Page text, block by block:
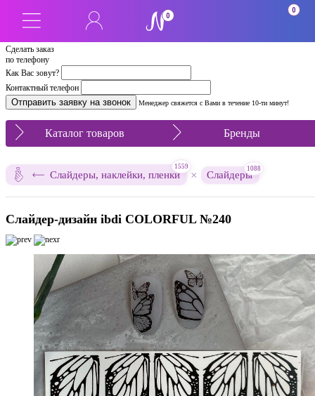
Сделать заказ
по телефону
Как Вас зовут?
Контактный телефон
Менеджер свяжется с Вами в течение 10-ти минут!
0
0
Каталог товаров Бренды
Слайдеры, наклейки, пленки
1559
× Слайдеры
1088
Слайдер-дизайн ibdi COLORFUL №240